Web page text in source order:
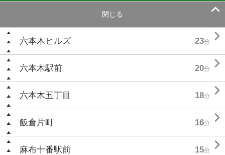
閉じる 
六本木ヒルズ 23分 
六本木駅前 20分 
六本木五丁目 18分 
飯倉片町 16分 
麻布十番駅前 15分 